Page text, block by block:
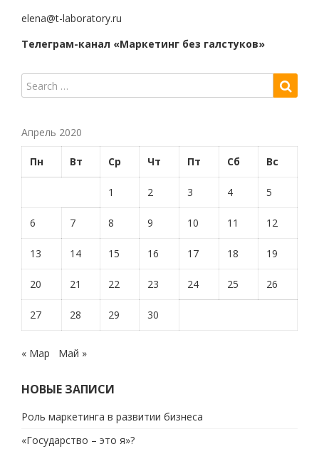
elena@t-laboratory.ru
Телеграм-канал «Маркетинг без галстуков»
Апрель 2020
Пн Вт Ср Чт Пт Сб Вс
1 2 3 4 5
6 7 8 9 10 11 12
13 14 15 16 17 18 19
20 21 22 23 24 25 26
27 28 29 30
« Мар Май »
НОВЫЕ ЗАПИСИ
Роль маркетинга в развитии бизнеса
«Государство – это я»?